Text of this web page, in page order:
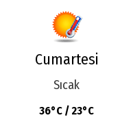
Cumartesi
Sıcak
36°C / 23°C